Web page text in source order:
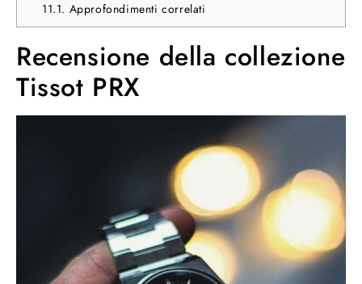
11.1. Approfondimenti correlati
Recensione della collezione
Tissot PRX